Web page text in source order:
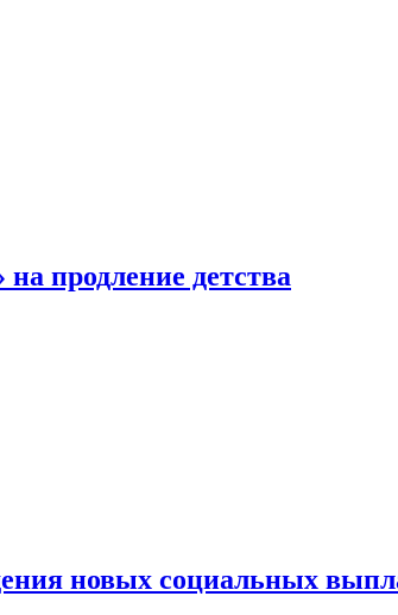
продление детства
новых социальных